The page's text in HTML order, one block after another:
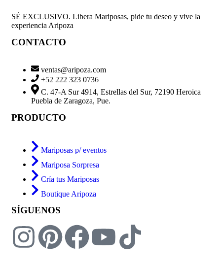
SÉ EXCLUSIVO. Libera Mariposas, pide tu deseo y vive la
experiencia Aripoza
CONTACTO
ventas@aripoza.com
+52 222 323 0736
C. 47-A Sur 4914, Estrellas del Sur, 72190 Heroica
Puebla de Zaragoza, Pue.
PRODUCTO
Mariposas p/ eventos
Mariposa Sorpresa
Cría tus Mariposas
Boutique Aripoza
SÍGUENOS